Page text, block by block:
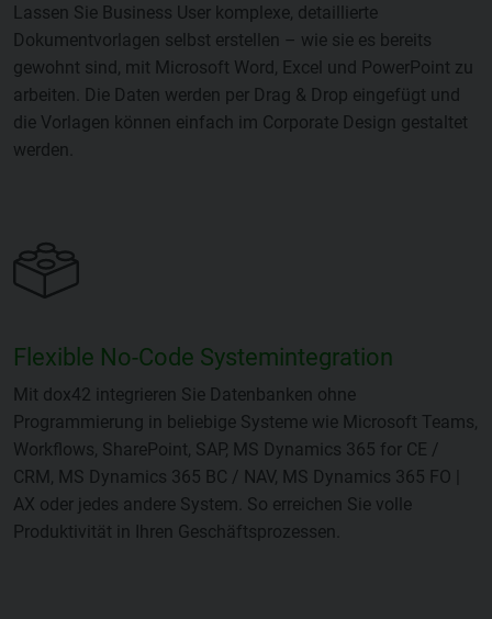
Lassen Sie Business User komplexe, detaillierte
Dokumentvorlagen selbst erstellen – wie sie es bereits
gewohnt sind, mit Microsoft Word, Excel und PowerPoint zu
arbeiten. Die Daten werden per Drag & Drop eingefügt und
die Vorlagen können einfach im Corporate Design gestaltet
werden.
Flexible No-Code Systemintegration
Mit dox42 integrieren Sie Datenbanken ohne
Programmierung in beliebige Systeme wie Microsoft Teams,
Workflows, SharePoint, SAP, MS Dynamics 365 for CE /
CRM, MS Dynamics 365 BC / NAV, MS Dynamics 365 FO |
AX oder jedes andere System. So erreichen Sie volle
Produktivität in Ihren Geschäftsprozessen.